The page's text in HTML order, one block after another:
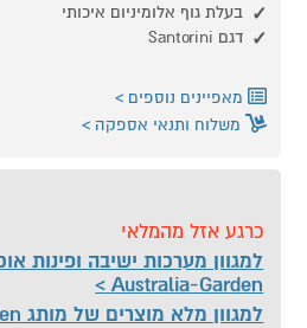
בעלת גוף אלומיניום איכותי
דגם Santorini
מאפיינים נוספים
משלוח ותנאי אספקה
כרגע אזל מהמלאי
למגוון מערכות ישיבה ופינות
Australia-Garden
למגוון מלא מוצרים של מותג Australia-Garden